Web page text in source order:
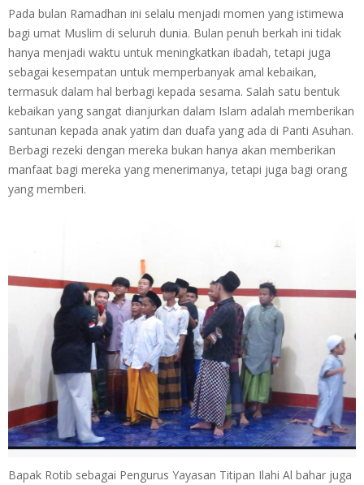
Pada bulan Ramadhan ini selalu menjadi momen yang istimewa
bagi umat Muslim di seluruh dunia. Bulan penuh berkah ini tidak
hanya menjadi waktu untuk meningkatkan ibadah, tetapi juga
sebagai kesempatan untuk memperbanyak amal kebaikan,
termasuk dalam hal berbagi kepada sesama. Salah satu bentuk
kebaikan yang sangat dianjurkan dalam Islam adalah memberikan
santunan kepada anak yatim dan duafa yang ada di Panti Asuhan.
Berbagi rezeki dengan mereka bukan hanya akan memberikan
manfaat bagi mereka yang menerimanya, tetapi juga bagi orang
yang memberi.
Bapak Rotib sebagai Pengurus Yayasan Titipan Ilahi Al bahar juga